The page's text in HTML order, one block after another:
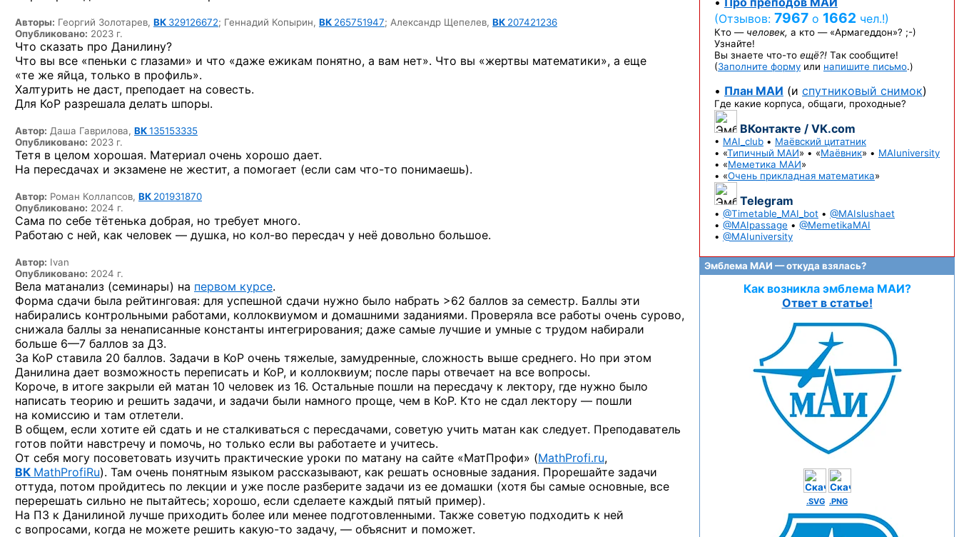
Авторы: Георгий Золотарев, ВК 329126672; Геннадий Копырин, ВК 265751947; Александр Щепелев, ВК 207421236
Опубликовано: 2023 г.
Что сказать про Данилину?
Что вы все «пеньки с глазами» и что «даже ежикам понятно, а вам нет». Что вы «жертвы математики», а еще
«те же яйца, только в профиль».
Халтурить не даст, преподает на совесть.
Для КоР разрешала делать шпоры.
Автор: Даша Гаврилова, ВК135153335
Опубликовано: 2023 г.
Тетя в целом хорошая. Материал очень хорошо дает.
На пересдачах и экзамене не жестит, а помогает (если сам что-то понимаешь).
Автор: Роман Коллапсов, ВК 201931870
Опубликовано: 2024 г.
Сама по себе тётенька добрая, но требует много.
Работаю с ней, как человек — душка, но кол-во пересдач у неё довольно большое.
Автор: Ivan
Опубликовано: 2024 г.
Вела матанализ (семинары) на первом курсе.
Форма сдачи была рейтинговая: для успешной сдачи нужно было набрать >62 баллов за семестр. Баллы эти
набирались контрольными работами, коллоквиумом и домашними заданиями. Проверяла все работы очень сурово,
снижала баллы за ненаписанные константы интегрирования; даже самые лучшие и умные с трудом набирали
больше 6—7 баллов за ДЗ.
За КоР ставила 20 баллов. Задачи в КоР очень тяжелые, замудренные, сложность выше среднего. Но при этом
Данилина дает возможность переписать и КоР, и коллоквиум; после пары отвечает на все вопросы.
Короче, в итоге закрыли ей матан 10 человек из 16. Остальные пошли на пересдачу к лектору, где нужно было
написать теорию и решить задачи, и задачи были намного проще, чем в КоР. Кто не сдал лектору — пошли
на комиссию и там отлетели.
В общем, если хотите ей сдать и не сталкиваться с пересдачами, советую учить матан как следует. Преподаватель
готов пойти навстречу и помочь, но только если вы работаете и учитесь.
От себя могу посоветовать изучить практические уроки по матану на сайте «МатПрофи» (MathProfi.ru,
ВК MathProfiRu). Там очень понятным языком рассказывают, как решать основные задания. Прорешайте задачи
оттуда, потом пройдитесь по лекции и уже после разберите задачи из ее домашки (хотя бы самые основные, все
перерешать сильно не пытайтесь; хорошо, если сделаете каждый пятый пример).
На ПЗ к Данилиной лучше приходить более или менее подготовленными. Также советую подходить к ней
с вопросами, когда не можете решить какую-то задачу, — объяснит и поможет.
(Отзывов: 7967 о 1662 чел.!)
Кто — человек, а кто — «Армагеддон»? ;-)
Узнайте!
Вы знаете что-то ещё?! Так сообщите!
(Заполните форму или напишите письмо.)
• План МАИ (и спутниковый снимок)
Где какие корпуса, общаги, проходные?
ВКонтакте / VK.com
• MAI_club • Маёвский цитатник
• «Типичный МАИ» • «Маёвник» • MAIuniversity
• «Меметика МАИ»
• «Очень прикладная математика»
Telegram
• @Timetable_MAI_bot • @MAIslushaet
• @MAIpassage • @MemetikaMAI
• @MAIuniversity
Эмблема МАИ — откуда взялась?
Как возникла эмблема МАИ?
Ответ в статье!
.SVG .PNG